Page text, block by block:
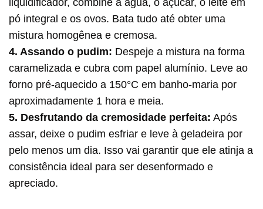
pó integral e os ovos. Bata tudo até obter uma
mistura homogênea e cremosa.
4. Assando o pudim: Despeje a mistura na forma
caramelizada e cubra com papel alumínio. Leve ao
forno pré-aquecido a 150°C em banho-maria por
aproximadamente 1 hora e meia.
5. Desfrutando da cremosidade perfeita: Após
assar, deixe o pudim esfriar e leve à geladeira por
pelo menos um dia. Isso vai garantir que ele atinja a
consistência ideal para ser desenformado e
apreciado.